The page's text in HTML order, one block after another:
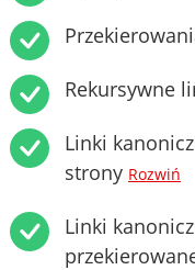
Rekursywne
Linki
strony Rozwiń
Linki